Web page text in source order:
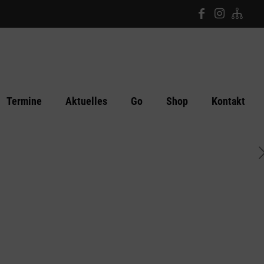
Termine Aktuelles Go Shop Kontakt